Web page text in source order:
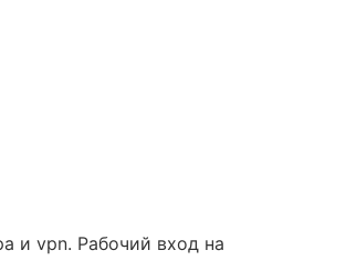
и vpn. Рабочий вход на